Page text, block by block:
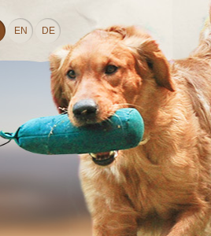
EN DE